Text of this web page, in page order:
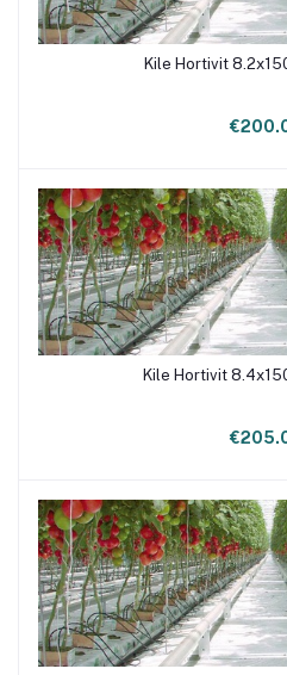
Lisa
Kile Hortivit
Lisa
Kile Hortivit